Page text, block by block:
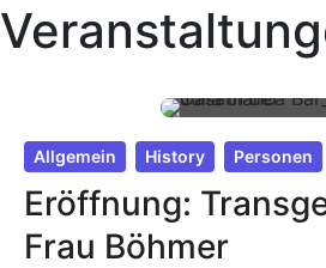
Allgemein History Personen
Eröffnung:
Frau Böhmer